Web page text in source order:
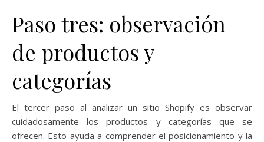
Paso tres: observación
de productos y
categorías
El tercer paso al analizar un sitio Shopify es observar
cuidadosamente los productos y categorías que se
ofrecen. Esto ayuda a comprender el posicionamiento y la